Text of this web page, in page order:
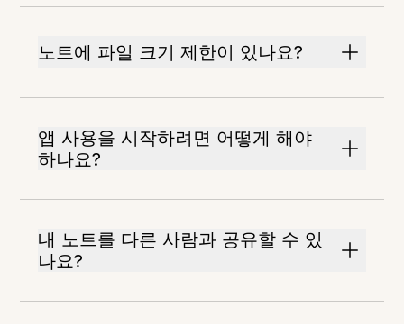
노트에 파일 크기 제한이 있나요?
앱 사용을 시작하려면 어떻게 해야
하나요?
내 노트를 다른 사람과 공유할 수 있
나요?